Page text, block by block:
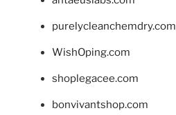
purelycleanchemdry.com
WishOping.com
shoplegacee.com
bonvivantshop.com